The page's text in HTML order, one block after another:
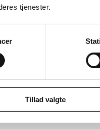
tjenester.
Tillad valgte
som
gælder, selvom
PCR-test taget
fast bopæl i